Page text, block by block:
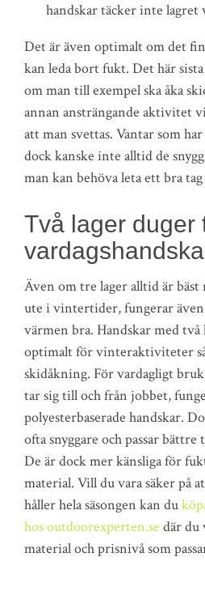
handskar täcker inte lagret
Det är även optimalt om det
kan leda bort fukt. Det här
om man till exempel ska åka
annan ansträngande aktivitet
att man svettas. Vantar som har
dock kanske inte alltid de
man kan behöva leta ett bra
Två lager duger
Även om tre lager alltid är bäst
ute i vintertider, fungerar
värmen bra. Handskar med
optimalt för vinteraktiviteter
skidåkning. För vardagligt
tar sig till och från jobbet,
polyesterbaserade handskar.
ofta snyggare och passar
De är dock mer känsliga för
material. Vill du vara säker på
håller hela säsongen kan du
hos outdoorexperten.se där du
material och prisnivå som